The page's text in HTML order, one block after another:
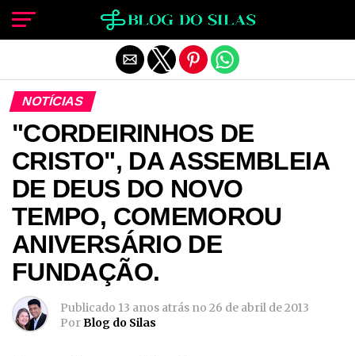
NOTÍCIAS
"CORDEIRINHOS DE
CRISTO", DA ASSEMBLEIA
DE DEUS DO NOVO
TEMPO, COMEMOROU
ANIVERSÁRIO DE
FUNDAÇÃO.
Publicado 13 anos atrás no 26 de abril de 2013
PorBlog do Silas
Sair da versão mobile